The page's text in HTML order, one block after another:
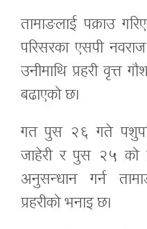
तामाङलाई पक्राउ
परिसरका एसपी
उनीमाथि प्रहरी वृत्त
बढाएको छ।
गत पुस २६ गते पशुपति
जाहेरी र पुस २५ को
अनुसन्धान गर्न
प्रहरीको भनाइ छ।